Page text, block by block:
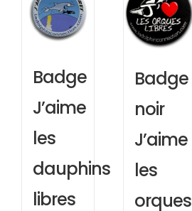
Badge
J’aime
les
dauphins
libres
Badge
noir
J’aime
les
orques